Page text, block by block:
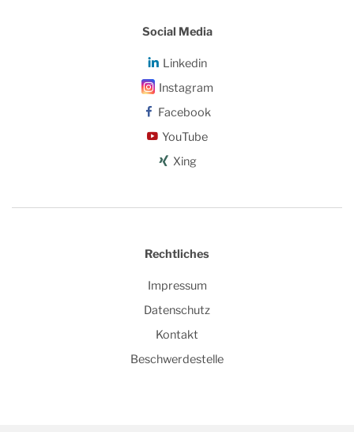
Social Media
Linkedin
Instagram
Facebook
YouTube
Xing
Rechtliches
Impressum
Datenschutz
Kontakt
Beschwerdestelle